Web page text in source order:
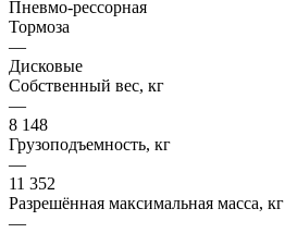
Пневмо-рессорная
Тормоза
—
Дисковые
Собственный вес, кг
—
8 148
Грузоподъемность, кг
—
11 352
Разрешённая максимальная масса, кг
—